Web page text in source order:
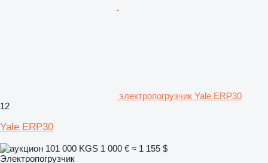
электропогрузчик Yale ERP30
12
Yale ERP30
101 000 KGS 1 000 € ≈ 1 155 $
Электропогрузчик